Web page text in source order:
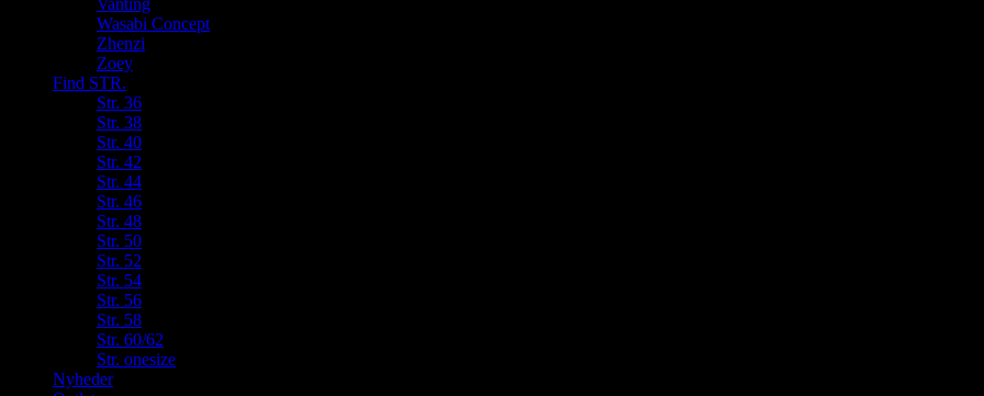
Vanting
Wasabi Concept
Zhenzi
Zoey
Find STR.
Str. 36
Str. 38
Str. 40
Str. 42
Str. 44
Str. 46
Str. 48
Str. 50
Str. 52
Str. 54
Str. 56
Str. 58
Str. 60/62
Str. onesize
Nyheder